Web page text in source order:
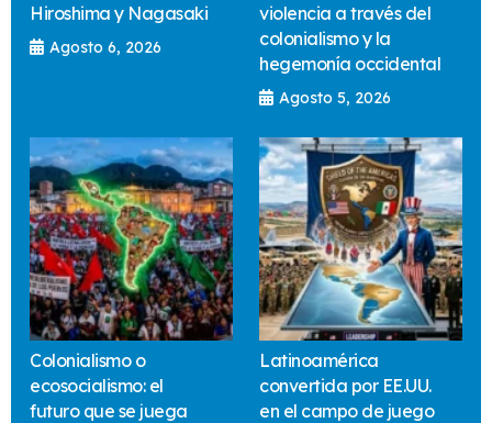
Hiroshima y Nagasaki
Agosto 6, 2026
violencia a través del
colonialismo y la
hegemonía occidental
Agosto 5, 2026
Colonialismo o
ecosocialismo: el
futuro que se juega
Latinoamérica
convertida por EE.UU.
en el campo de juego